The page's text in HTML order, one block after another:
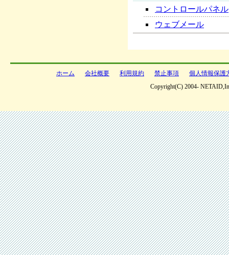
コントロールパネル
ウェブメール
ホーム 会社概要 利用規約 禁止事項
個人情報保護
Copyright(C) 2004-